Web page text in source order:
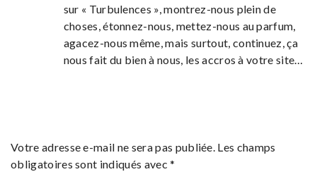
sur « Turbulences », montrez-nous plein de
choses, étonnez-nous, mettez-nous au parfum,
agacez-nous même, mais surtout, continuez, ça
nous fait du bien à nous, les accros à votre site…
Votre adresse e-mail ne sera pas publiée. Les champs
obligatoires sont indiqués avec*